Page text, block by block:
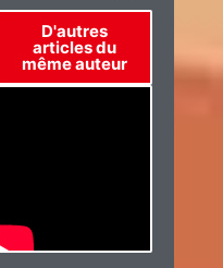
D'autres
articles du
même auteur